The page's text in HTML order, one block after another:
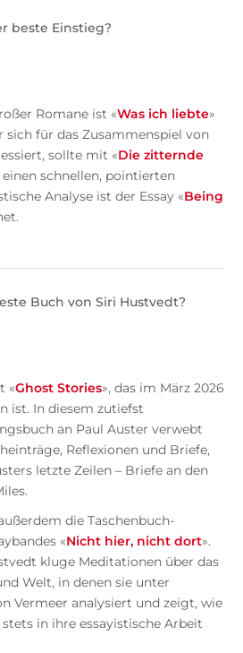
beste Einstieg?
Romane ist «Was ich liebte»
sich für das Zusammenspiel von
sollte mit «Die zitternde
schnellen, pointierten
Analyse ist der Essay «Being
Buch von Siri Hustvedt?
«Ghost Stories», das im März 2026
ist. In diesem zutiefst
an Paul Auster verwebt
Reflexionen und Briefe,
letzte Zeilen – Briefe an den
die Taschenbuch-
«Nicht hier, nicht dort».
kluge Meditationen über das
Welt, in denen sie unter
Vermeer analysiert und zeigt, wie
in ihre essayistische Arbeit